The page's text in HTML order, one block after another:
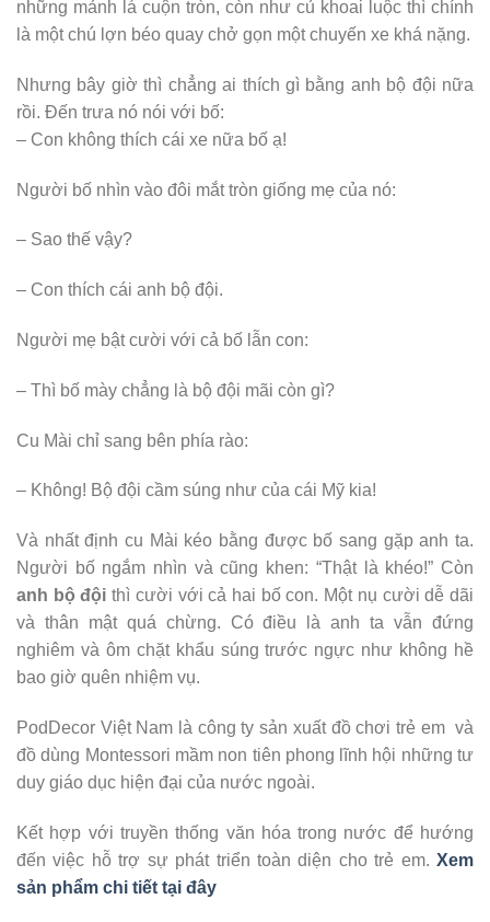
những mảnh lá cuộn tròn, còn như củ khoai luộc thì chính
là một chú lợn béo quay chở gọn một chuyến xe khá nặng.
Nhưng bây giờ thì chẳng ai thích gì bằng anh bộ đội nữa
rồi. Đến trưa nó nói với bố:
– Con không thích cái xe nữa bố ạ!
Người bố nhìn vào đôi mắt tròn giống mẹ của nó:
– Sao thế vậy?
– Con thích cái anh bộ đội.
Người mẹ bật cười với cả bố lẫn con:
– Thì bố mày chẳng là bộ đội mãi còn gì?
Cu Mài chỉ sang bên phía rào:
– Không! Bộ đội cầm súng như của cái Mỹ kia!
Và nhất định cu Mài kéo bằng được bố sang gặp anh ta.
Người bố ngắm nhìn và cũng khen: “Thật là khéo!” Còn
anh bộ đội thì cười với cả hai bố con. Một nụ cười dễ dãi
và thân mật quá chừng. Có điều là anh ta vẫn đứng
nghiêm và ôm chặt khẩu súng trước ngực như không hề
bao giờ quên nhiệm vụ.
PodDecor Việt Nam là công ty sản xuất đồ chơi trẻ em và
đồ dùng Montessori mầm non tiên phong lĩnh hội những tư
duy giáo dục hiện đại của nước ngoài.
Kết hợp với truyền thống văn hóa trong nước để hướng
đến việc hỗ trợ sự phát triển toàn diện cho trẻ em. Xem
sản phẩm chi tiết tại đây